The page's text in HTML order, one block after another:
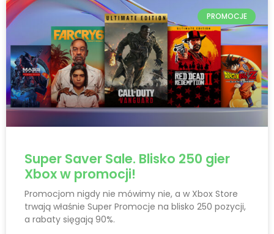
PROMOCJE
Super Saver Sale. Blisko 250 gier
Xbox w promocji!
Promocjom nigdy nie mówimy nie, a w Xbox Store
trwają właśnie Super Promocje na blisko 250 pozycji,
a rabaty sięgają 90%.